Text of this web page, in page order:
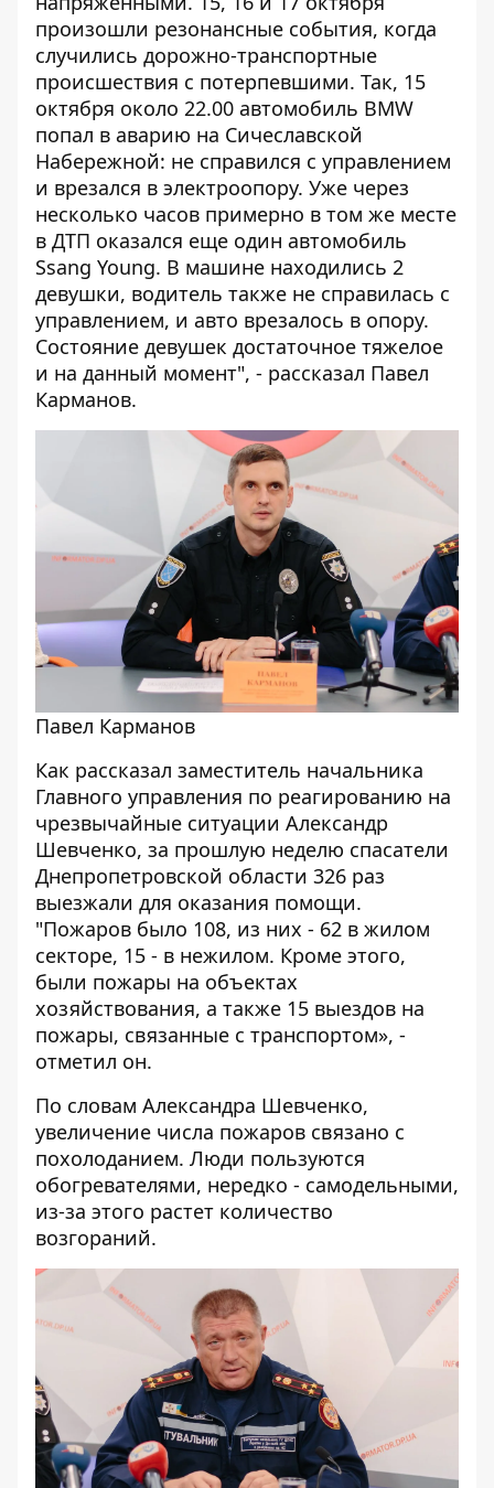
произошли резонансные события, когда
случились дорожно-транспортные
происшествия с потерпевшими. Так, 15
октября около 22.00 автомобиль BMW
попал в аварию на Сичеславской
Набережной: не справился с управлением
и врезался в электроопору. Уже через
несколько часов примерно в том же месте
в ДТП оказался еще один автомобиль
Ssang Young. В машине находились 2
девушки, водитель также не справилась с
управлением, и авто врезалось в опору.
Состояние девушек достаточное тяжелое
и на данный момент", - рассказал Павел
Карманов.
Павел Карманов
Как рассказал заместитель начальника
Главного управления по реагированию на
чрезвычайные ситуации Александр
Шевченко, за прошлую неделю спасатели
Днепропетровской области 326 раз
выезжали для оказания помощи.
"Пожаров было 108, из них - 62 в жилом
секторе, 15 - в нежилом. Кроме этого,
были пожары на объектах
хозяйствования, а также 15 выездов на
пожары, связанные с транспортом», -
отметил он.
По словам Александра Шевченко,
увеличение числа пожаров связано с
похолоданием. Люди пользуются
обогревателями, нередко - самодельными,
из-за этого растет количество
возгораний.